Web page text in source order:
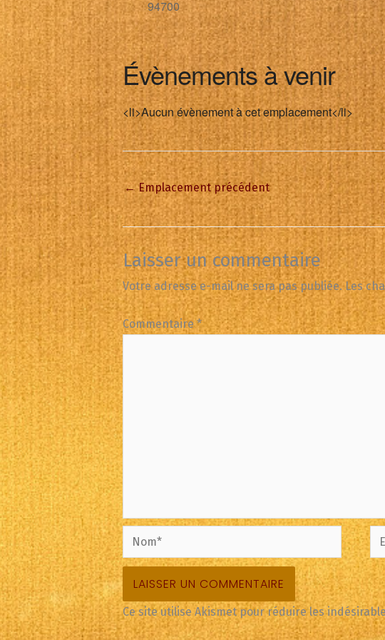
94700
Évènements à venir
<li>Aucun évènement à cet emplacement</li>
←Emplacement précédent
Laisser un commentaire
Votre adresse e-mail ne sera pas publiée. Les
Commentaire*
Nom*
E-
Ce site utilise Akismet pour réduire les